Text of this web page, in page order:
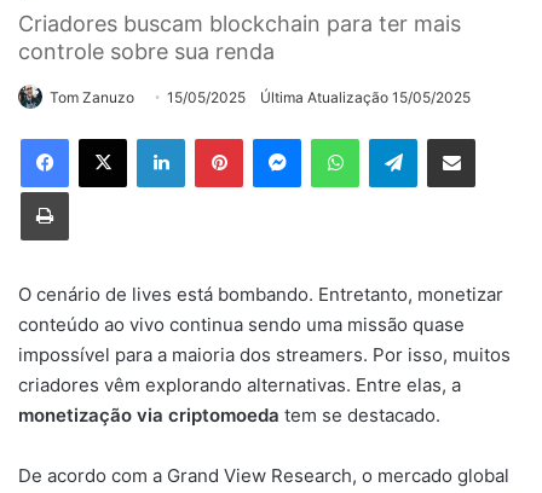
Criadores buscam blockchain para ter mais
controle sobre sua renda
Tom Zanuzo 15/05/2025 Última Atualização 15/05/2025
LinkedinPinterestMessengerWhatsAppTelegramCompartilhar via e-mail
Imprimir
O cenário de lives está bombando. Entretanto, monetizar
conteúdo ao vivo continua sendo uma missão quase
impossível para a maioria dos streamers. Por isso, muitos
criadores vêm explorando alternativas. Entre elas, a
monetização via criptomoeda tem se destacado.
De acordo com a Grand View Research, o mercado global